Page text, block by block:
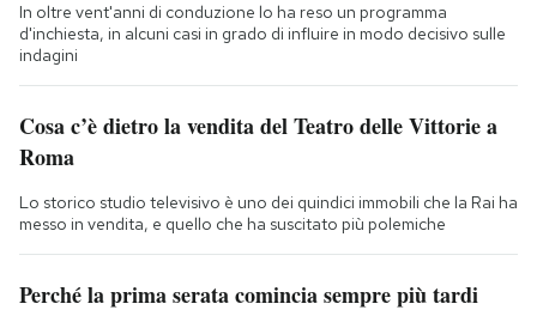
In oltre vent'anni di conduzione lo ha reso un programma
d'inchiesta, in alcuni casi in grado di influire in modo decisivo sulle
indagini
Cosa c’è dietro la vendita del Teatro delle Vittorie a
Roma
Lo storico studio televisivo è uno dei quindici immobili che la Rai ha
messo in vendita, e quello che ha suscitato più polemiche
Perché la prima serata comincia sempre più tardi